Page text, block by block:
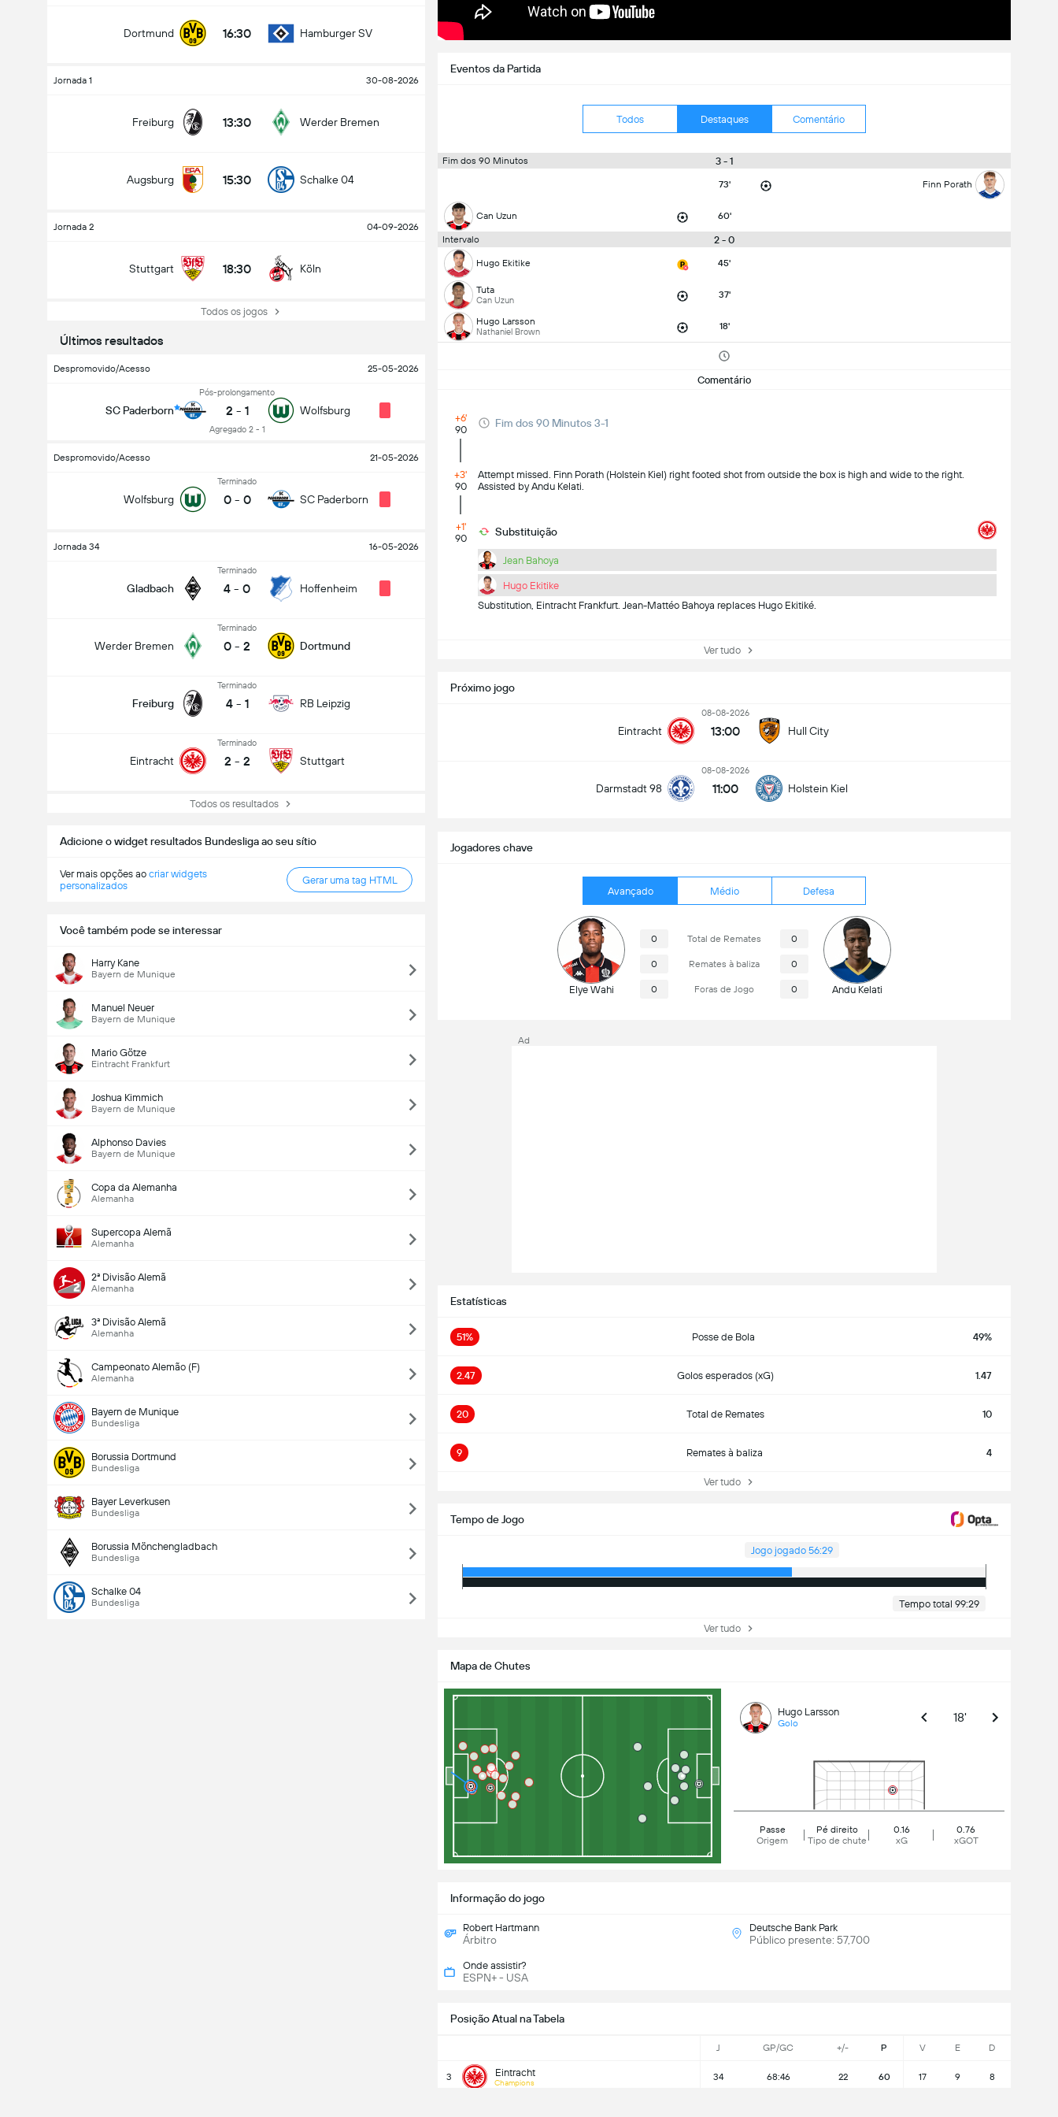
Dortmund 16:30 Hamburger SV
Jornada 1 30-08-2026
Freiburg 13:30 Werder Bremen
Augsburg 15:30 Schalke 04
Jornada 2 04-09-2026
Stuttgart 18:30 Köln
Todos os jogos
Últimos resultados
Despromovido/Acesso 25-05-2026
SC Paderborn
Pós-prolongamento
2 - 1
Agregado 2 - 1
Wolfsburg
Despromovido/Acesso 21-05-2026
Wolfsburg
Terminado
0 - 0 SC Paderborn
Jornada 34 16-05-2026
Gladbach
Terminado
4 - 0 Hoffenheim
Werder Bremen
Terminado
0 - 2 Dortmund
Freiburg
Terminado
4 - 1 RB Leipzig
Eintracht
Terminado
2 - 2 Stuttgart
Todos os resultados
Adicione o widget resultados Bundesliga ao seu sítio
Ver mais opções ao criar widgets
personalizados
Gerar uma tag HTML
Você também pode se interessar
Harry Kane
Bayern de Munique
Manuel Neuer
Bayern de Munique
Mario Götze
Eintracht Frankfurt
Joshua Kimmich
Bayern de Munique
Alphonso Davies
Bayern de Munique
Copa da Alemanha
Alemanha
Supercopa Alemã
Alemanha
2ª Divisão Alemã
Alemanha
3ª Divisão Alemã
Alemanha
Campeonato Alemão (F)
Alemanha
Bayern de Munique
Bundesliga
Borussia Dortmund
Bundesliga
Bayer Leverkusen
Bundesliga
Borussia Mönchengladbach
Bundesliga
Schalke 04
Bundesliga
Eventos da Partida
Todos Destaques Comentário
Fim dos 90 Minutos 3 - 1
73' Finn Porath
Can Uzun 60'
Intervalo 2 - 0
Hugo Ekitike 45'
Tuta
Can Uzun 37'
Hugo Larsson
Nathaniel Brown 18'
Comentário
+6'
90
Fim dos 90 Minutos 3-1
+3'
90
Attempt missed. Finn Porath (Holstein Kiel) right footed shot from outside the box is high and wide to the right.
Assisted by Andu Kelati.
+1'
90
Substituição
Jean Bahoya
Hugo Ekitike
Substitution, Eintracht Frankfurt. Jean-Mattéo Bahoya replaces Hugo Ekitiké.
Ver tudo
Próximo jogo
Eintracht
08-08-2026
13:00 Hull City
Darmstadt 98
08-08-2026
11:00 Holstein Kiel
Jogadores chave
Avançado Médio Defesa
Elye Wahi
0 Total de Remates 0
0 Remates à baliza 0
0 Foras de Jogo 0 Andu Kelati
Estatísticas
51% Posse de Bola 49%
2.47 Golos esperados (xG) 1.47
20 Total de Remates 10
9 Remates à baliza 4
Ver tudo
Tempo de Jogo
Jogo jogado 56:29
Tempo total 99:29
Ver tudo
Mapa de Chutes
Hugo Larsson
Golo 18'
Passe
Origem
Pé direito
Tipo de chute
0.16
xG
0.76
xGOT
Informação do jogo
Robert Hartmann
Árbitro
Deutsche Bank Park
Público presente: 57,700
Onde assistir?
ESPN+ - USA
Posição Atual na Tabela
J GP/GC +/- P V E D
3 Eintracht
Champions
34 68:46 22 60 17 9 8
Ad